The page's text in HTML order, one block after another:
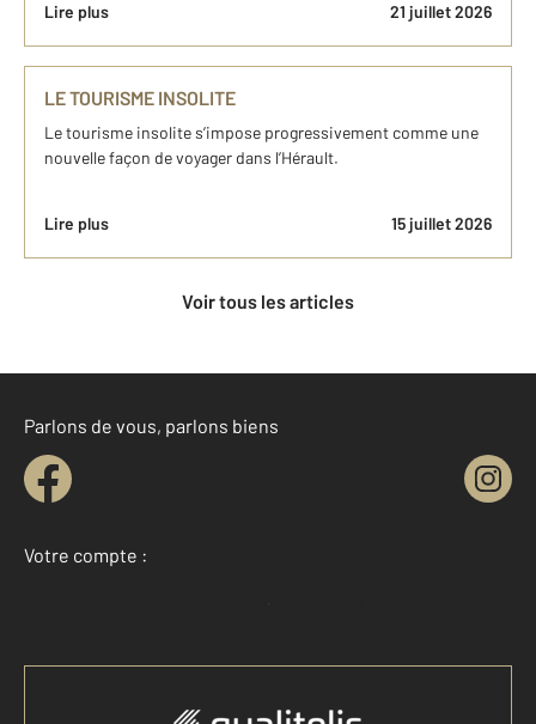
Lire plus 21 juillet 2026
LE TOURISME INSOLITE
Le tourisme insolite s’impose progressivement comme une
nouvelle façon de voyager dans l’Hérault.
Lire plus 15 juillet 2026
Voir tous les articles
Parlons de vous, parlons biens
Votre compte :
Accéder à mon compte